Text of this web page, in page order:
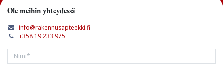
Ole meihin yhteydessä
info@rakennusapteekki.fi
+358 19 233 975